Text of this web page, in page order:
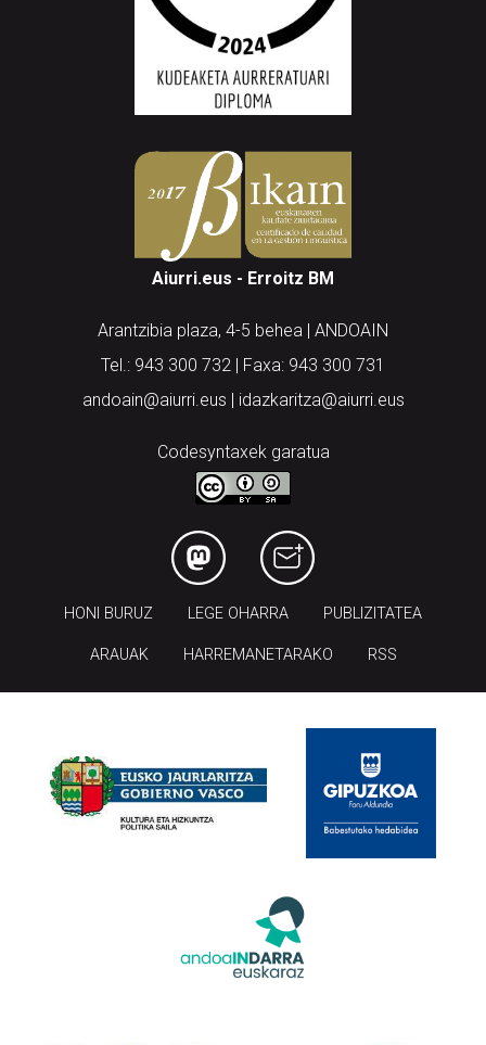
Aiurri.eus - Erroitz BM
Arantzibia plaza, 4-5 behea | ANDOAIN
Tel.: 943 300 732 | Faxa: 943 300 731
andoain@aiurri.eus | idazkaritza@aiurri.eus
Codesyntaxek garatua
HONI BURUZ LEGE OHARRA PUBLIZITATEA
ARAUAK HARREMANETARAKO RSS